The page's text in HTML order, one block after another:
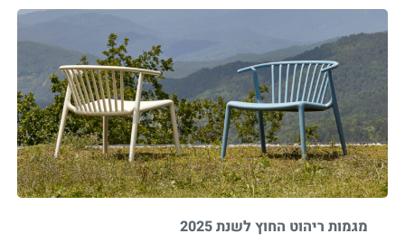
מגמות ריהוט החוץ לשנת 2025